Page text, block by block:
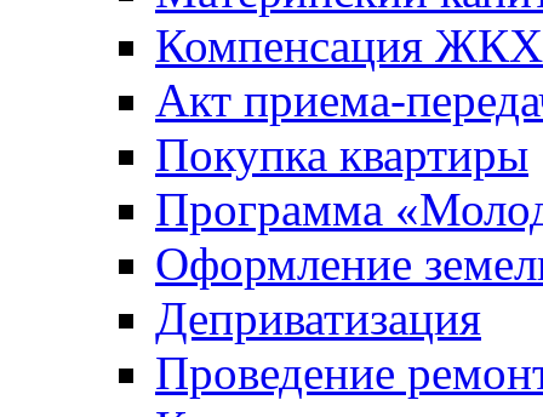
Компенсация ЖКХ
Акт приема-
Покупка квартиры
Программа
Оформление
Деприватизация
Проведение